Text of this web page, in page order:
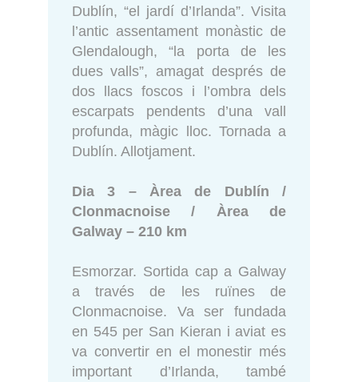
Dublín, “el jardí d’Irlanda”. Visita
l’antic assentament monàstic de
Glendalough, “la porta de les
dues valls”, amagat després de
dos llacs foscos i l’ombra dels
escarpats pendents d’una vall
profunda, màgic lloc. Tornada a
Dublín. Allotjament.
Dia 3 – Àrea de Dublín /
Clonmacnoise / Àrea de
Galway – 210 km
Esmorzar. Sortida cap a Galway
a través de les ruïnes de
Clonmacnoise. Va ser fundada
en 545 per San Kieran i aviat es
va convertir en el monestir més
important d’Irlanda, també